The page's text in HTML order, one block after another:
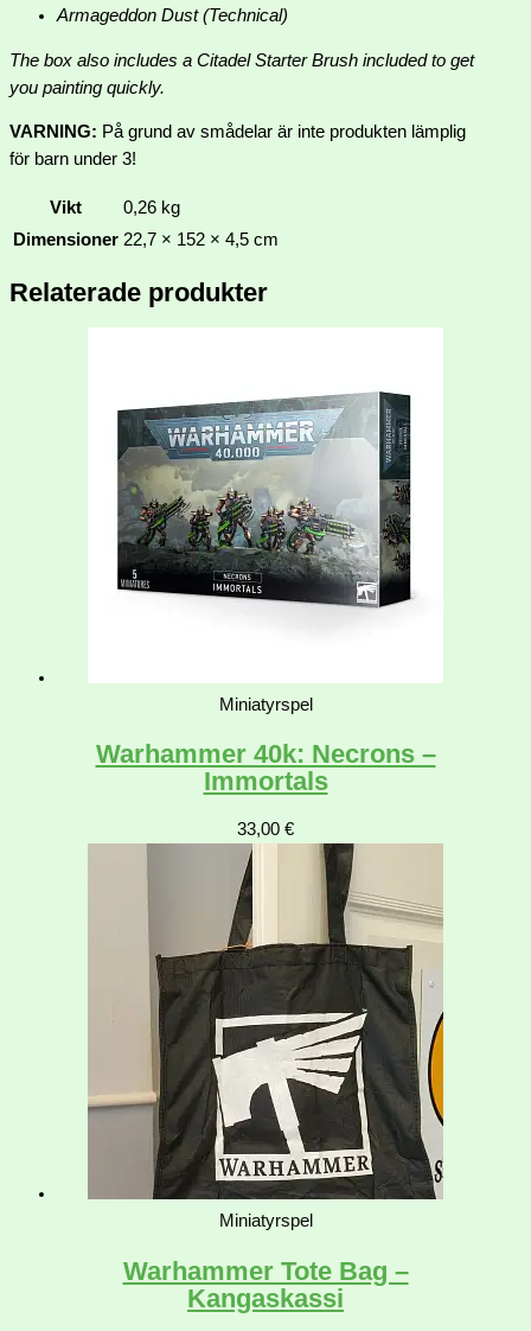
Armageddon Dust (Technical)
The box also includes a Citadel Starter Brush included to get
you painting quickly.
VARNING: På grund av smådelar är inte produkten lämplig
för barn under 3!
Vikt
0,26 kg
Dimensioner 22,7 × 152 × 4,5 cm
Relaterade produkter
Miniatyrspel
Warhammer 40k: Necrons –
Immortals
33,00 €
Miniatyrspel
Warhammer Tote Bag –
Kangaskassi